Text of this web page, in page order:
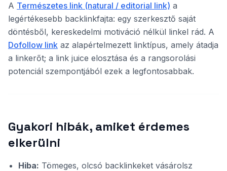
A Természetes link (natural / editorial link) a
legértékesebb backlinkfajta: egy szerkesztő saját
döntésből, kereskedelmi motiváció nélkül linkel rád. A
Dofollow link az alapértelmezett linktípus, amely átadja
a linkerőt; a link juice elosztása és a rangsorolási
potenciál szempontjából ezek a legfontosabbak.
Gyakori hibák, amiket érdemes
elkerülni
Hiba: Tömeges, olcsó backlinkeket vásárolsz